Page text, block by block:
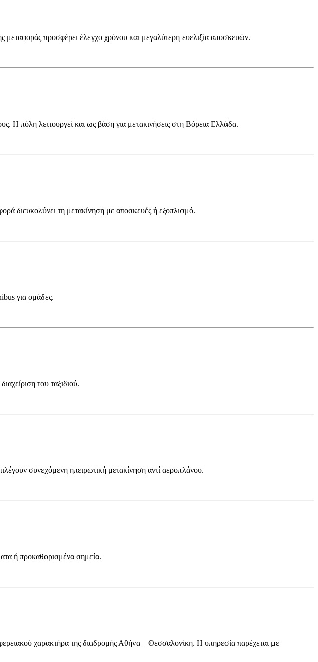
προσφέρει έλεγχο χρόνου και μεγαλύτερη ευελιξία αποσκευών.
Η πόλη λειτουργεί και ως βάση για μετακινήσεις στη Βόρεια Ελλάδα.
διευκολύνει τη μετακίνηση με αποσκευές ή εξοπλισμό.
για ομάδες.
του ταξιδιού.
συνεχόμενη ηπειρωτική μετακίνηση αντί αεροπλάνου.
ή προκαθορισμένα σημεία.
χαρακτήρα της διαδρομής Αθήνα – Θεσσαλονίκη. Η υπηρεσία παρέχεται με